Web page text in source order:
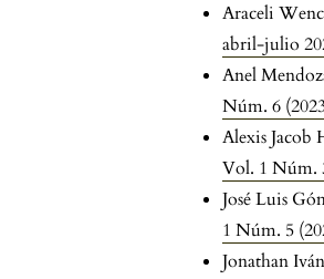
Araceli
abril-julio
Anel
Núm. 6
Alexis Jacob
Vol. 1 Núm.
José Luis
1 Núm. 5
Jonathan